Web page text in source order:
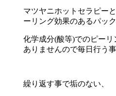
マツヤニホットセラピー
ーリング効果のあるパック
化学成分(酸等)でのピー
ありませんので毎日行う
繰り返す事で垢のない、